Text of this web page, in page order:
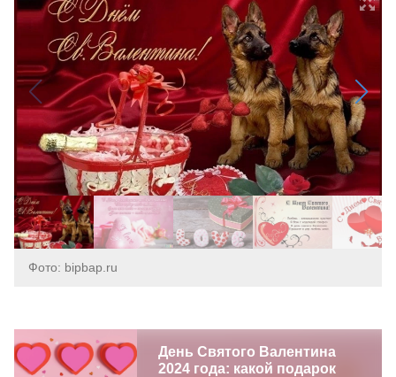
Фото: bipbap.ru
День Святого Валентина
2024 года: какой подарок